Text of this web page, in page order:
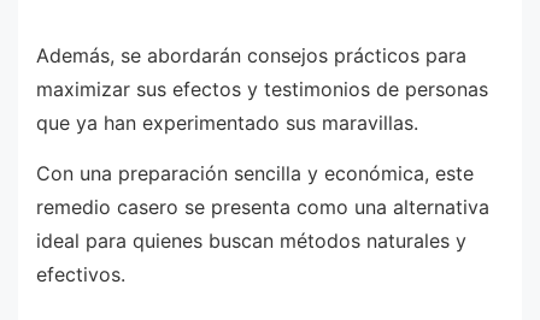
Además, se abordarán consejos prácticos para
maximizar sus efectos y testimonios de personas
que ya han experimentado sus maravillas.
Con una preparación sencilla y económica, este
remedio casero se presenta como una alternativa
ideal para quienes buscan métodos naturales y
efectivos.